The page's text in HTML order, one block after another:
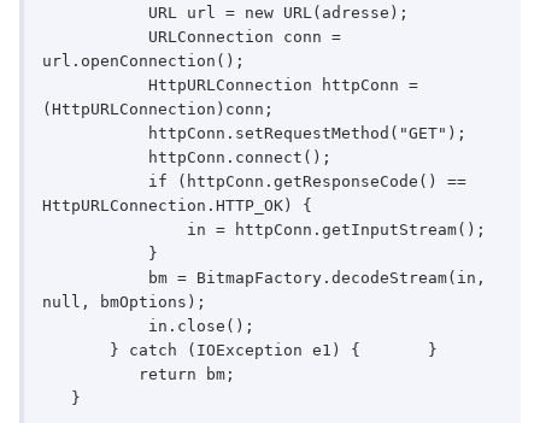
url.openConnection();
(HttpURLConnection)conn;
HttpURLConnection.HTTP_OK) {
null, bmOptions);
   }